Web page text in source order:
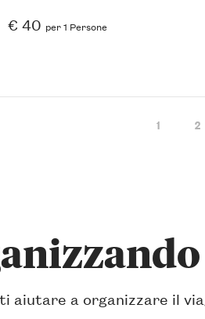
€ 40 per 1 Persone
1 2
aiutare a organizzare il